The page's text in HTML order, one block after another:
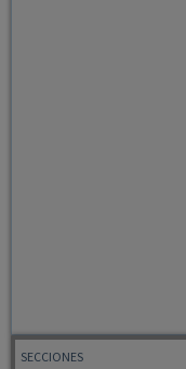
SECCIONES